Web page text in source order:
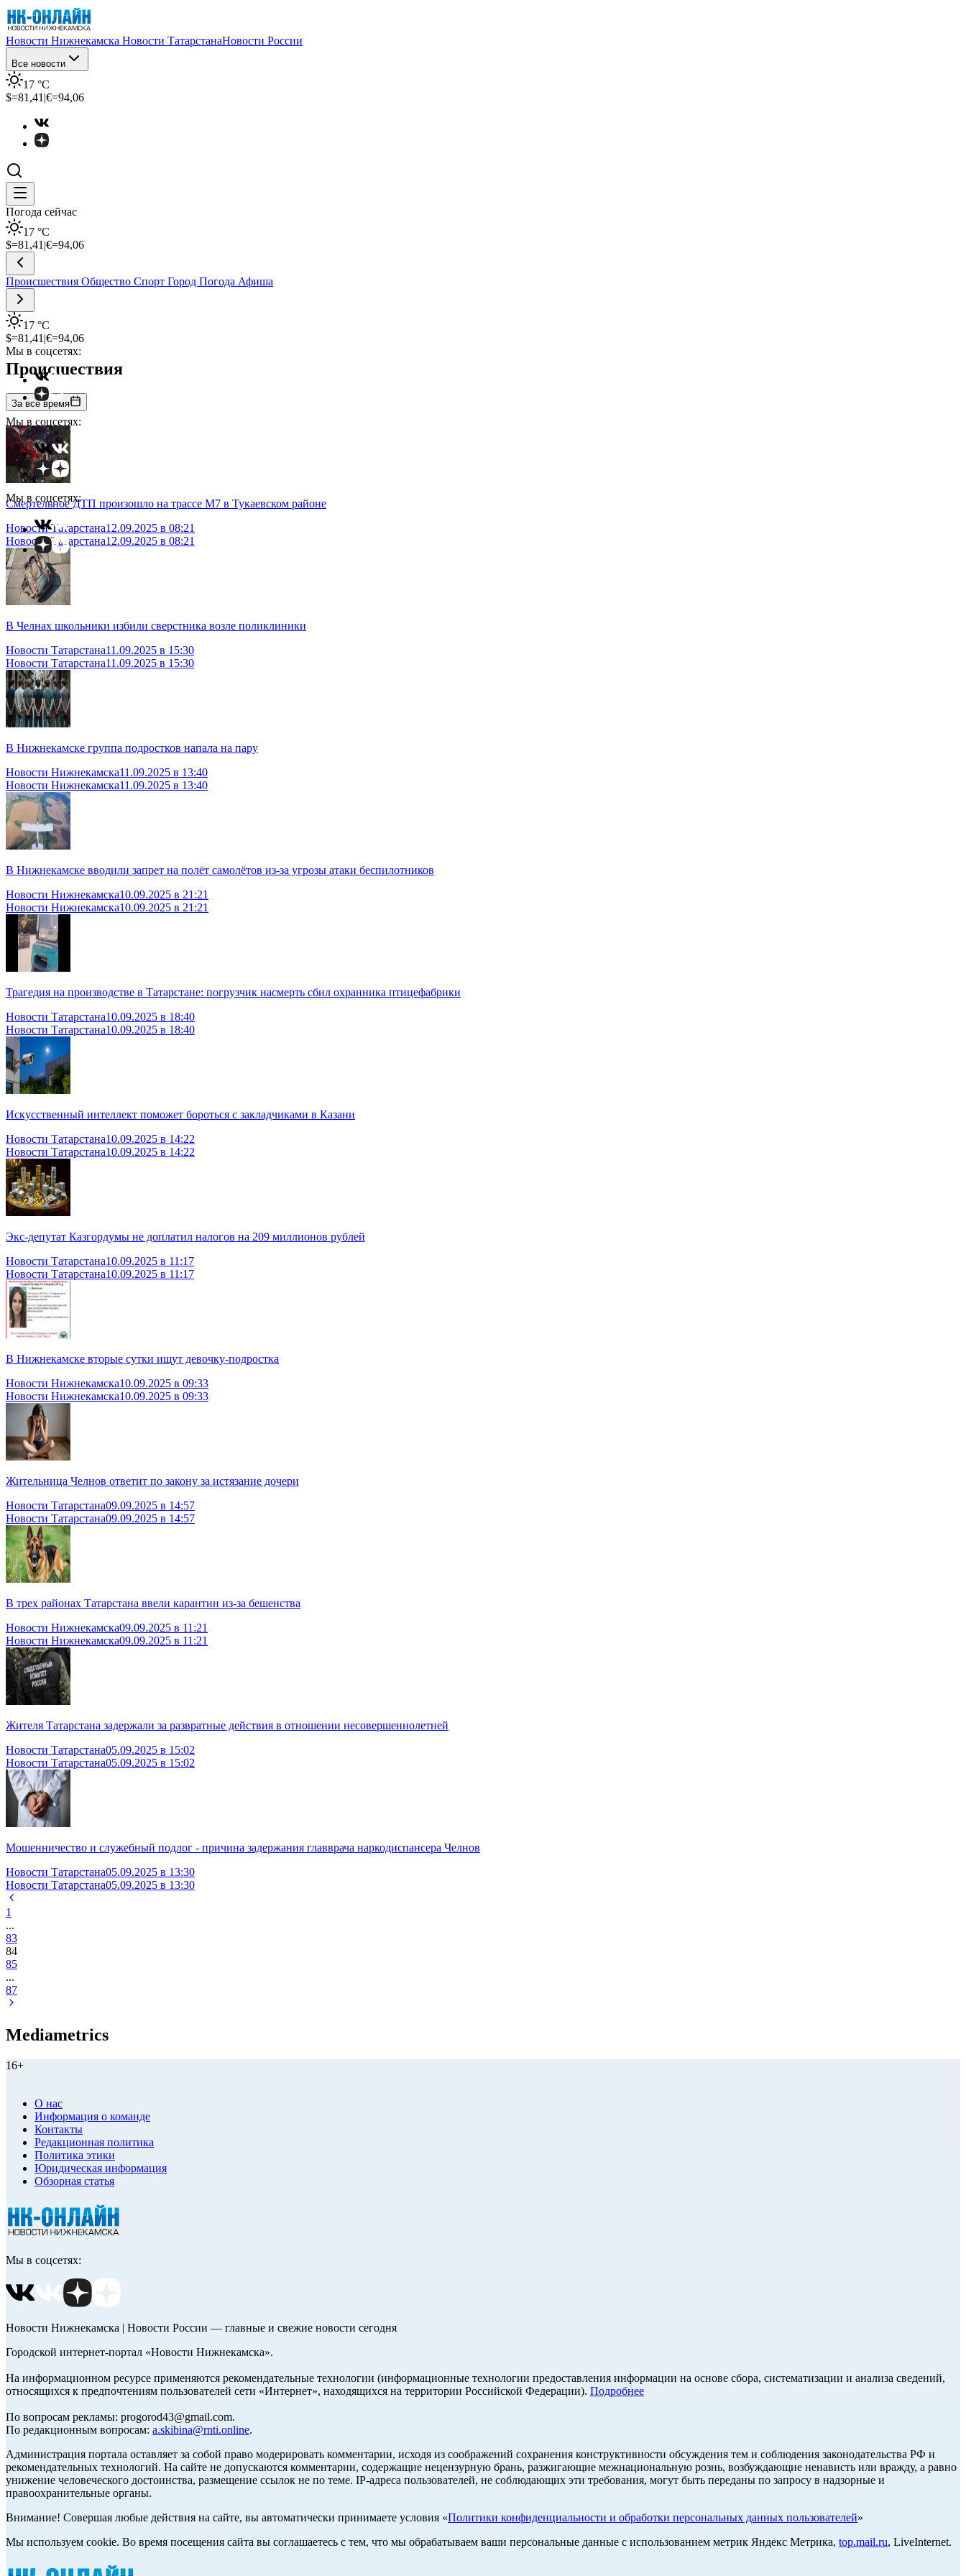
Новости Нижнекамска Новости ТатарстанаНовости России
Все новости
17 °C
$=81,41 |€=94,06
Погода сейчас
17 °C
$=81,41 |€=94,06
Происшествия Общество Спорт Город Погода Афиша
17 °C
$=81,41 |€=94,06
Мы в соцсетях:
Мы в соцсетях:
Мы в соцсетях:
Происшествия
За все время
Смертельное ДТП произошло на трассе М7 в Тукаевском районе
Новости Татарстана12.09.2025 в 08:21
Новости Татарстана12.09.2025 в 08:21
В Челнах школьники избили сверстника возле поликлиники
Новости Татарстана11.09.2025 в 15:30
Новости Татарстана11.09.2025 в 15:30
В Нижнекамске группа подростков напала на пару
Новости Нижнекамска11.09.2025 в 13:40
Новости Нижнекамска11.09.2025 в 13:40
В Нижнекамске вводили запрет на полёт самолётов из-за угрозы атаки беспилотников
Новости Нижнекамска10.09.2025 в 21:21
Новости Нижнекамска10.09.2025 в 21:21
Трагедия на производстве в Татарстане: погрузчик насмерть сбил охранника птицефабрики
Новости Татарстана10.09.2025 в 18:40
Новости Татарстана10.09.2025 в 18:40
Искусственный интеллект поможет бороться с закладчиками в Казани
Новости Татарстана10.09.2025 в 14:22
Новости Татарстана10.09.2025 в 14:22
Экс-депутат Казгордумы не доплатил налогов на 209 миллионов рублей
Новости Татарстана10.09.2025 в 11:17
Новости Татарстана10.09.2025 в 11:17
В Нижнекамске вторые сутки ищут девочку-подростка
Новости Нижнекамска10.09.2025 в 09:33
Новости Нижнекамска10.09.2025 в 09:33
Жительница Челнов ответит по закону за истязание дочери
Новости Татарстана09.09.2025 в 14:57
Новости Татарстана09.09.2025 в 14:57
В трех районах Татарстана ввели карантин из-за бешенства
Новости Нижнекамска09.09.2025 в 11:21
Новости Нижнекамска09.09.2025 в 11:21
Жителя Татарстана задержали за развратные действия в отношении несовершеннолетней
Новости Татарстана05.09.2025 в 15:02
Новости Татарстана05.09.2025 в 15:02
Мошенничество и служебный подлог - причина задержания главврача наркодиспансера Челнов
Новости Татарстана05.09.2025 в 13:30
Новости Татарстана05.09.2025 в 13:30
1
...
83
84
85
...
87
Mediametrics
16+
О нас
Информация о команде
Контакты
Редакционная политика
Политика этики
Юридическая информация
Обзорная статья
Мы в соцсетях:
Новости Нижнекамска | Новости России — главные и свежие новости сегодня
Городской интернет-портал «Новости Нижнекамска».
На информационном ресурсе применяются рекомендательные технологии (информационные технологии предоставления информации на основе сбора, систематизации и анализа сведений,
относящихся к предпочтениям пользователей сети «Интернет», находящихся на территории Российской Федерации). Подробнее
По вопросам рекламы: progorod43@gmail.com.
По редакционным вопросам: a.skibina@rnti.online.
Администрация портала оставляет за собой право модерировать комментарии, исходя из соображений сохранения конструктивности обсуждения тем и соблюдения законодательства РФ и
рекомендательных технологий. На сайте не допускаются комментарии, содержащие нецензурную брань, разжигающие межнациональную рознь, возбуждающие ненависть или вражду, а равно
унижение человеческого достоинства, размещение ссылок не по теме. IP-адреса пользователей, не соблюдающих эти требования, могут быть переданы по запросу в надзорные и
правоохранительные органы.
Внимание! Совершая любые действия на сайте, вы автоматически принимаете условия «Политики конфиденциальности и обработки персональных данных пользователей»
Мы используем cookie. Во время посещения сайта вы соглашаетесь с тем, что мы обрабатываем ваши персональные данные с использованием метрик Яндекс Метрика, top.mail.ru, LiveInternet.